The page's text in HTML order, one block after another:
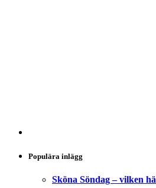
Populära inlägg
Sköna Söndag – vilken